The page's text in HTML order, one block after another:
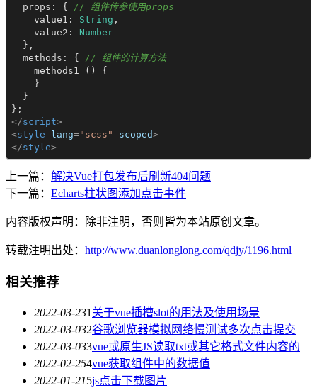
  props: {
// 组件传参使用props
    value1:
String ,
    value2:
Number
  },
  methods: {
// 组件的计算方法
    methods1 () {
    }
  }
</script>
<style lang="scss" scoped>
</style>
上一篇： 解决Vue打包发布后刷新404问题
下一篇： Echarts柱状图添加点击事件
内容版权声明：除非注明，否则皆为本站原创文章。
转载注明出处： http://www.duanlonglong.com/qdjy/1196.html
相关推荐
2022-03-231 关于vue插槽slot的用法及使用场景
2022-03-032谷歌浏览器模拟网络慢测试多次点击提交
2022-03-033vue或原生JS读取txt或其它格式文件内容的
2022-02-254vue获取组件中的数据值
2022-01-215js点击下载图片